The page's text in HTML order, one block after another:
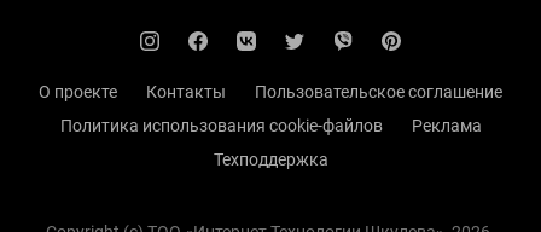
О проекте Контакты
Пользовательское соглашение
Политика использования cookie-файлов
Реклама
Техподдержка